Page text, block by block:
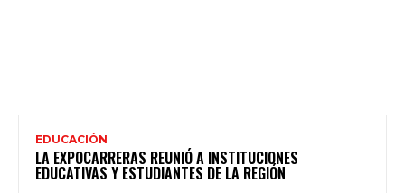
EDUCACIÓN
LA EXPOCARRERAS REUNIÓ A INSTITUCIONES
EDUCATIVAS Y ESTUDIANTES DE LA REGIÓN